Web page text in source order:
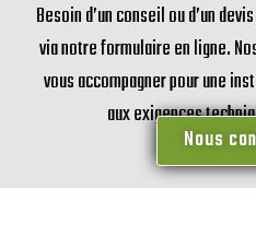
Besoin d’un conseil ou d’un
via notre formulaire en ligne.
vous accompagner pour une
aux exigences
Nous